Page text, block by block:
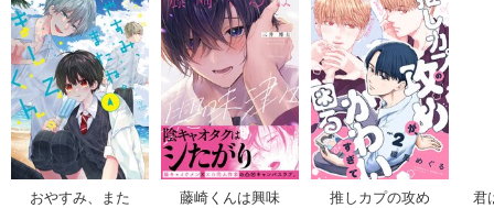
おやすみ、また
藤崎くんは興味
推しカプの攻め
君